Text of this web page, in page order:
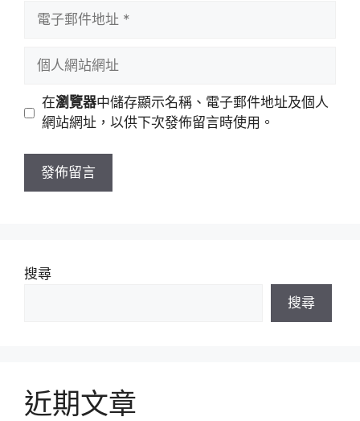
址
站
址
在瀏覽器中儲存顯示名稱、電子郵件地址及個人
網站網址，以供下次發佈留言時使用。
搜尋
搜尋
近期文章